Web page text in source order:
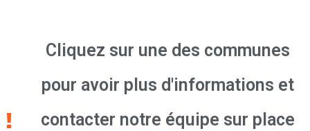
Cliquez sur une des communes
pour avoir plus d'informations et
contacter notre équipe sur place